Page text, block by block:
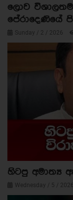
ලොව
පේරාදෙණියේ
Sunday / 2 / 2026
හිටපු අමාත්‍ය
Wednesday / 5 / 2026